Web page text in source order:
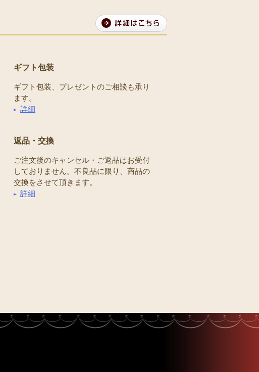
ギフト包装
ギフト包装、プレゼントのご相談も承り
ます。
詳細
返品・交換
ご注文後のキャンセル・ご返品はお受付
しておりません。不良品に限り、商品の
交換をさせて頂きます。
詳細